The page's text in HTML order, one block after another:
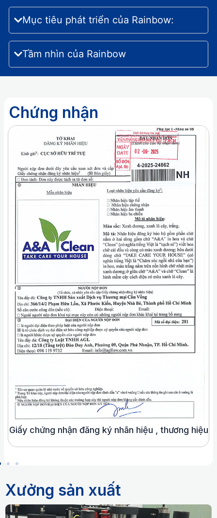
Mục tiêu phát triển của Rainbow:
Tầm nhìn của Rainbow
Chứng nhận
Giấy chứng nhận đăng ký nhãn hiệu , thương hiệu
Xưởng sản xuất